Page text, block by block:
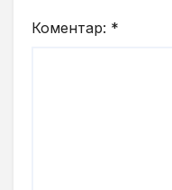
Коментар: *